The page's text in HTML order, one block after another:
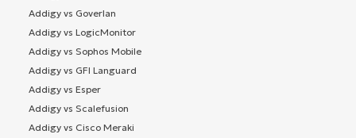
Addigy vs Goverlan
Addigy vs LogicMonitor
Addigy vs Sophos Mobile
Addigy vs GFI Languard
Addigy vs Esper
Addigy vs Scalefusion
Addigy vs Cisco Meraki